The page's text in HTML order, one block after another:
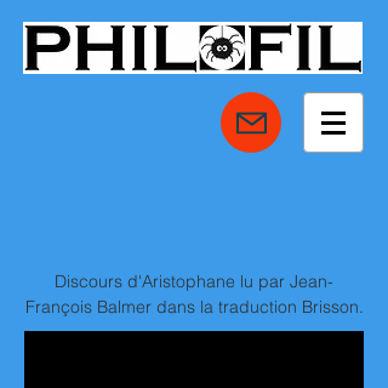
Discours d'Aristophane lu par Jean-
François Balmer dans la traduction Brisson.